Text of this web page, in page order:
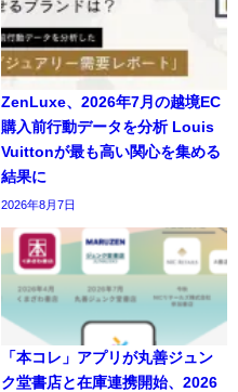
ZenLuxe、2026年7月の越境EC
購入前行動データを分析 Louis
Vuittonが最も高い関心を集める
結果に
2026年8月7日
「本コレ」アプリが丸善ジュン
ク堂書店と在庫連携開始、2026